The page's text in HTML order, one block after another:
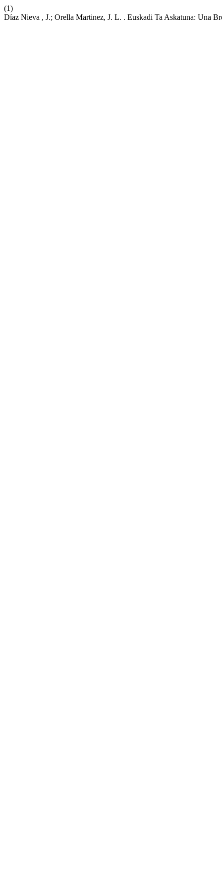
(1)
Díaz Nieva , J.; Orella Martinez, J. L. . Euskadi Ta Askatuna: Una